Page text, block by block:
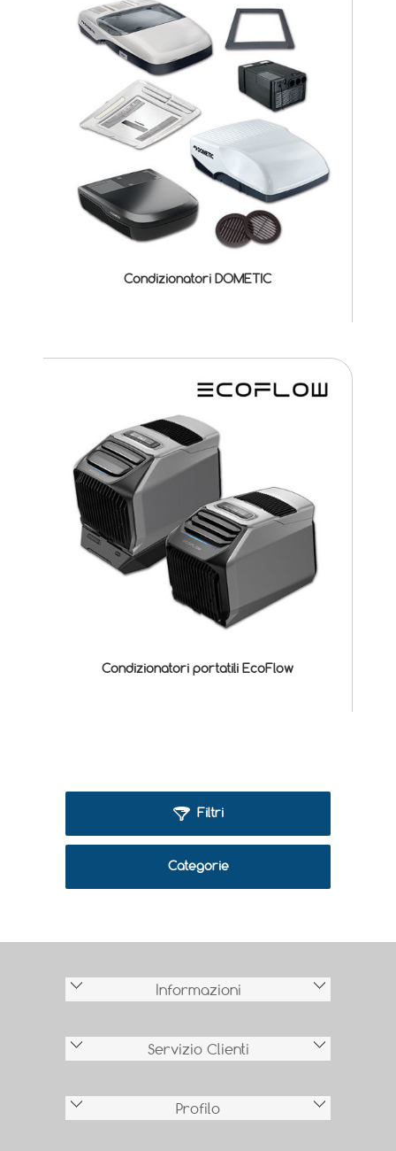
Condizionatori DOMETIC
Condizionatori portatili EcoFlow
Filtri
Categorie
Informazioni
Servizio Clienti
Profilo